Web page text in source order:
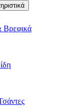
Βρεφικά